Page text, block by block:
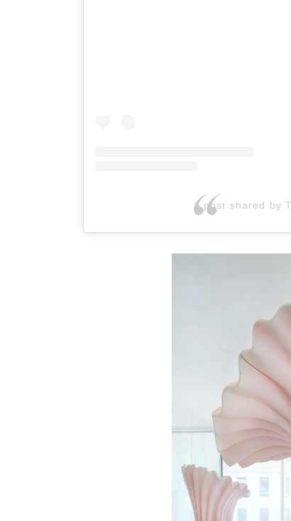
A post shared by